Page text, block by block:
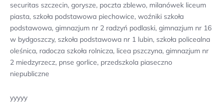
securitas szczecin, gorysze, poczta zblewo, milanówek liceum
piasta, szkoła podstawowa piechowice, woźniki szkoła
podstawowa, gimnazjum nr 2 radzyń podlaski, gimnazjum nr 16
w bydgoszczy, szkoła podstawowa nr 1 lubin, szkoła policealna
oleśnica, radocza szkoła rolnicza, licea pszczyna, gimnazjum nr
2 miedzyrzecz, pnse gorlice, przedszkola piaseczno
niepubliczne
yyyyy